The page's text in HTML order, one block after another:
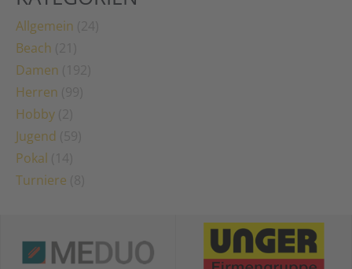
Allgemein
Beach
Damen
Herren
Hobby
Jugend
Pokal
Turniere